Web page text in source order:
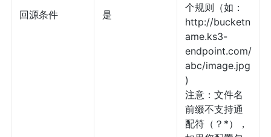
回源条件 是
个规则（如：
http://bucketn
ame.ks3-
endpoint.com/
abc/image.jpg
)
注意：文件名
前缀不支持通
配符（？*），